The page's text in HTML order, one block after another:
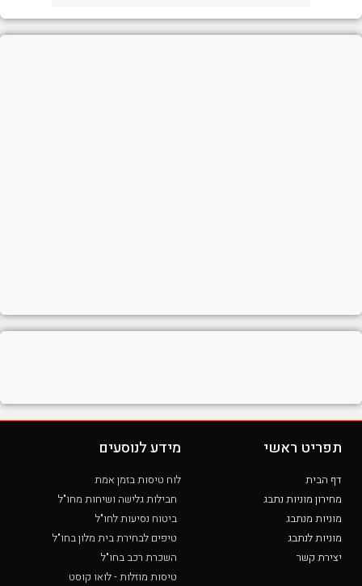
תפריט ראשי
דף הבית
מחירון מוניות נתבג
מוניות מנתבג
מוניות לנתבג
יצירת קשר
מידע לנוסעים
לוח טיסות בזמן אמת
חבילות גלישה ושיחות מחו"ל
ביטוח נסיעות לחו"ל
טיפים לבחירת בית מלון בחו"ל
השכרת רכב בחו"ל
טיסות מוזלות - לואו קוסט